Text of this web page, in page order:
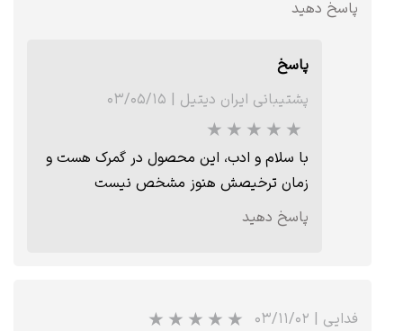
پاسخ دهید
پاسخ
پشتیبانی ایران دیتیل | ۰۳/۰۵/۱۵
با سلام و ادب، این محصول در گمرک هست و
زمان ترخیصش هنوز مشخص نیست
پاسخ دهید
فدایی | ۰۳/۱۱/۰۲